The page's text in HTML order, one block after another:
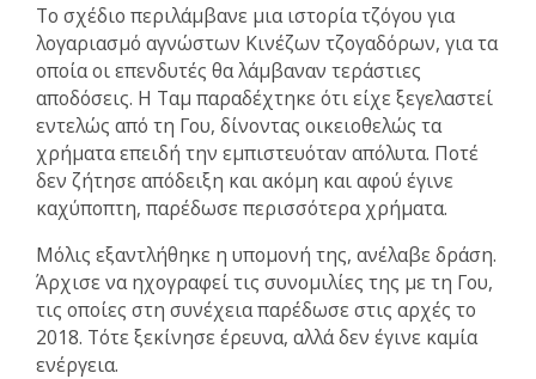
Το σχέδιο περιλάμβανε μια ιστορία τζόγου για
λογαριασμό αγνώστων Κινέζων τζογαδόρων, για τα
οποία οι επενδυτές θα λάμβαναν τεράστιες
αποδόσεις. Η Ταμ παραδέχτηκε ότι είχε ξεγελαστεί
εντελώς από τη Γου, δίνοντας οικειοθελώς τα
χρήματα επειδή την εμπιστευόταν απόλυτα. Ποτέ
δεν ζήτησε απόδειξη και ακόμη και αφού έγινε
καχύποπτη, παρέδωσε περισσότερα χρήματα.
Μόλις εξαντλήθηκε η υπομονή της, ανέλαβε δράση.
Άρχισε να ηχογραφεί τις συνομιλίες της με τη Γου,
τις οποίες στη συνέχεια παρέδωσε στις αρχές το
2018. Τότε ξεκίνησε έρευνα, αλλά δεν έγινε καμία
ενέργεια.